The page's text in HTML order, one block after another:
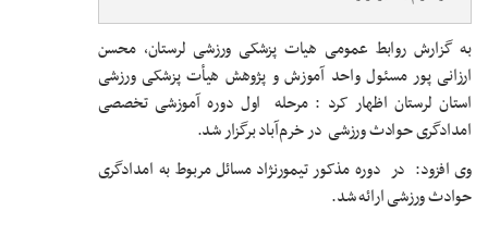
به گزارش روابط عمومی هیات پزشکی ورزشی لرستان، محسن
ارزانی پور مسئول واحد آموزش و پژوهش هیأت پزشکی ورزشی
استان لرستان اظهار کرد : مرحله اول دوره آموزشی تخصصی
امدادگری حوادث ورزشی در خرم‌آباد برگزار شد.
وی افزود: در دوره مذکور تیمورنژاد مسائل مربوط به امدادگری
حوادث ورزشی ارائه شد.